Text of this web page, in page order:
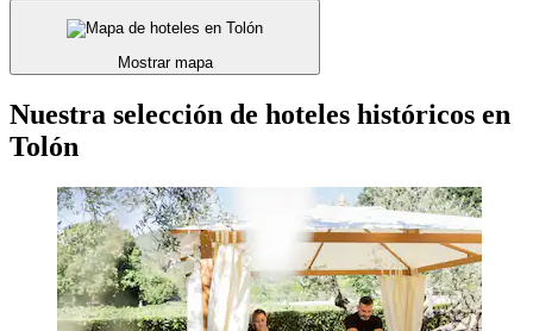
Mostrar mapa
Nuestra selección de hoteles históricos en
Tolón